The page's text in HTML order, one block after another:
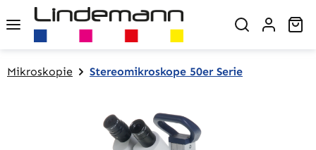
Zum Hauptinhalt springen
Mikroskopie Stereomikroskope 50er Serie
Bildergalerie überspringen